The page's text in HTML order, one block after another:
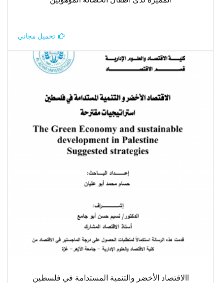
تحميل مجاني
االاقتصاد الأخضر والتنمية المستدامة في فلسطين